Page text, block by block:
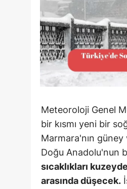
Meteoroloji Genel
bir kısmı yeni bir
Marmara'nın
Doğu Anadolu'nun
sıcaklıkları
arasında düşecek.